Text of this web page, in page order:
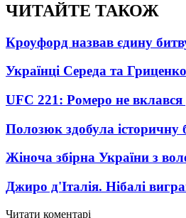
ЧИТАЙТЕ ТАКОЖ
Кроуфорд назвав єдину
Українці Середа та
UFC 221: Ромеро не вклався
Полозюк здобула
Жіноча збірна України з
Джиро д'Італія. Нібалі
Читати коментарі